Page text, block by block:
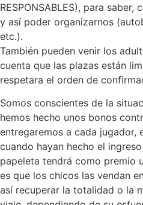
RESPONSABLES), para
y así poder organizarnos
etc.).
También pueden venir los
cuenta que las plazas están
respetara el orden de
Somos conscientes de la
hemos hecho unos bonos
entregaremos a cada jugador,
cuando hayan hecho el
papeleta tendrá como premio
es que los chicos las vendan
así recuperar la totalidad o la